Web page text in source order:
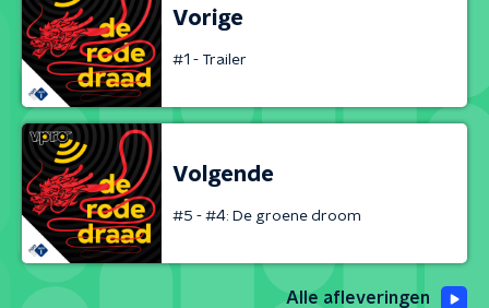
Vorige
#1 - Trailer
Volgende
#5 - #4: De groene droom
Alle afleveringen